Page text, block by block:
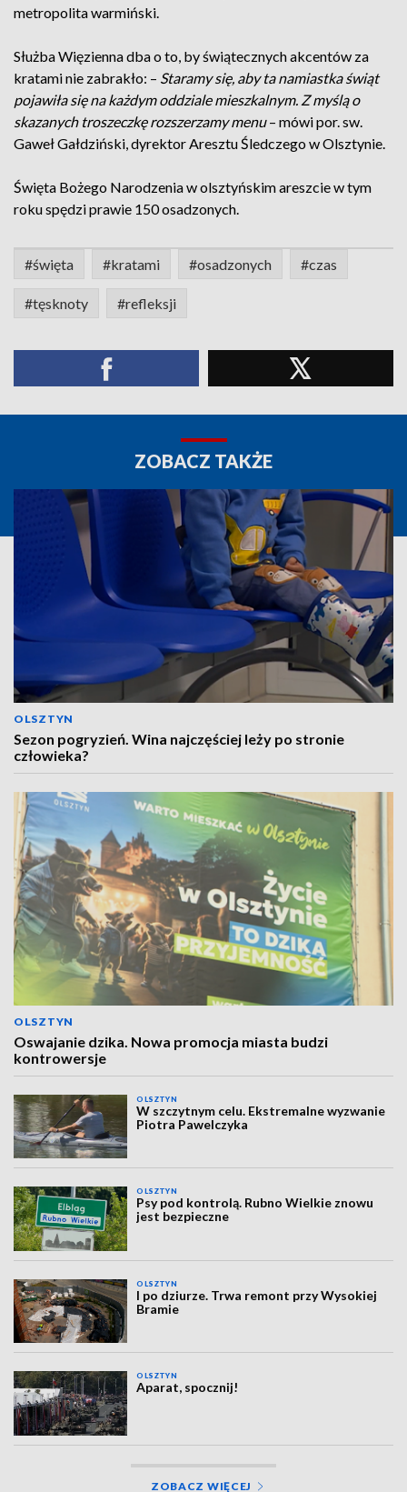
metropolita warmiński.
Służba Więzienna dba o to, by świątecznych akcentów za
kratami nie zabrakło: – Staramy się, aby ta namiastka świąt
pojawiła się na każdym oddziale mieszkalnym. Z myślą o
skazanych troszeczkę rozszerzamy menu– mówi por. sw.
Gaweł Gałdziński, dyrektor Aresztu Śledczego w Olsztynie.
Święta Bożego Narodzenia w olsztyńskim areszcie w tym
roku spędzi prawie 150 osadzonych.
#święta #kratami #osadzonych #czas
#tęsknoty #refleksji
ZOBACZ TAKŻE
OLSZTYN
Sezon pogryzień. Wina najczęściej leży po stronie
człowieka?
OLSZTYN
Oswajanie dzika. Nowa promocja miasta budzi
kontrowersje
OLSZTYN
W szczytnym celu. Ekstremalne wyzwanie
Piotra Pawelczyka
OLSZTYN
Psy pod kontrolą. Rubno Wielkie znowu
jest bezpieczne
OLSZTYN
I po dziurze. Trwa remont przy Wysokiej
Bramie
OLSZTYN
Aparat, spocznij!
ZOBACZ WIĘCEJ